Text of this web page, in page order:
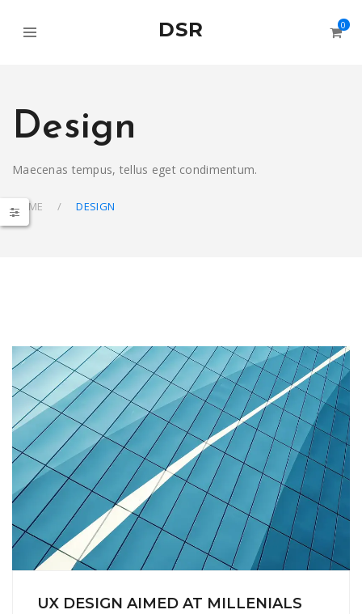
DSR 0
Design
Maecenas tempus, tellus eget condimentum.
HOME DESIGN
UX DESIGN AIMED AT MILLENIALS